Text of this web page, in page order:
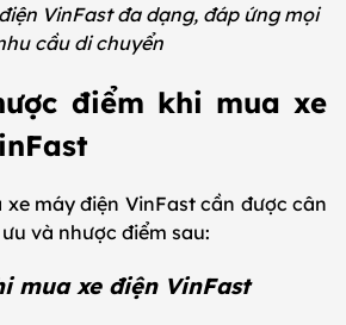
VinFast đa dạng, đáp ứng mọi
cầu di chuyển
điểm khi mua xe
máy điện VinFast cần được cân
và nhược điểm sau:
mua xe điện VinFast